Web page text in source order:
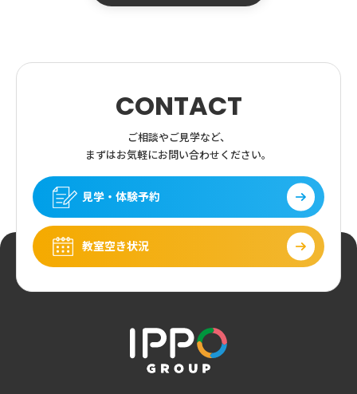
CONTACT
ご相談やご見学など、
まずはお気軽にお問い合わせください。
見学・体験予約
教室空き状況